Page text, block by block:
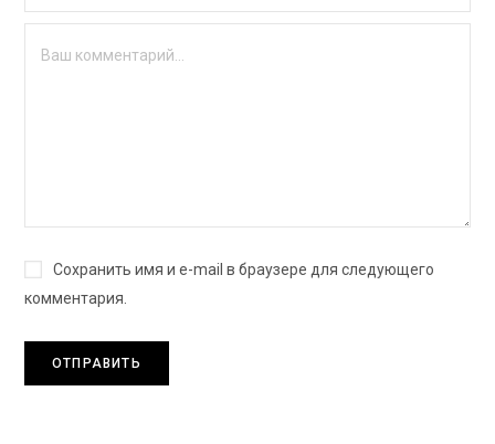
Сохранить имя и e-mail в браузере для следующего
комментария.